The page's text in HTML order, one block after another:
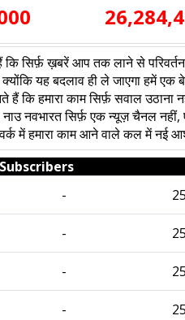
ख़बरें आप तक लाने से
यह बदलाव ही ले जाएगा हमें
कि हमारा काम सिर्फ़ सवाल
नाउ नवभारत सिर्फ़ एक न्यूज़ चैनल
में हमारा काम आने वाले कल में नई
Subscribers
-
-
-
-